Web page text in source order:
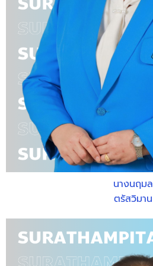
นางนฤมล
ตรัสวิมาน